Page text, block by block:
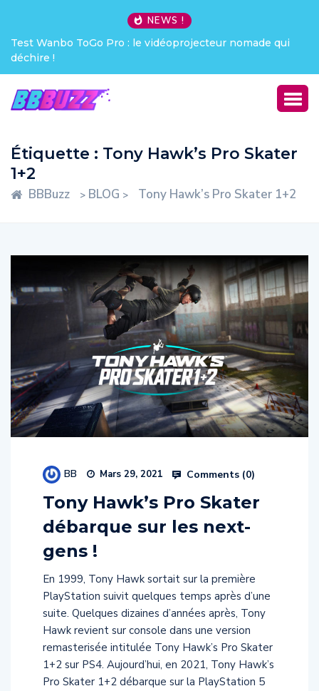
NEWS !
Test Wanbo ToGo Pro : le vidéoprojecteur nomade qui
déchire !
Étiquette : Tony Hawk’s Pro Skater
1+2
BBBuzz > BLOG > Tony Hawk’s Pro Skater 1+2
BB Mars 29, 2021 Comments (0)
Tony Hawk’s Pro Skater
débarque sur les next-
gens !
En 1999, Tony Hawk sortait sur la première
PlayStation suivit quelques temps après d’une
suite. Quelques dizaines d’années après, Tony
Hawk revient sur console dans une version
remasterisée intitulée Tony Hawk’s Pro Skater
1+2 sur PS4. Aujourd’hui, en 2021, Tony Hawk’s
Pro Skater 1+2 débarque sur la PlayStation 5